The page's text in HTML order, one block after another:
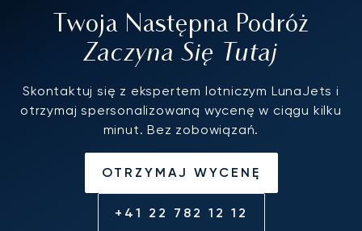
Twoja Następna Podróż
Zaczyna Się Tutaj
Skontaktuj się z ekspertem lotniczym LunaJets i
otrzymaj spersonalizowaną wycenę w ciągu kilku
minut. Bez zobowiązań.
OTRZYMAJ WYCENĘ
+41 22 782 12 12